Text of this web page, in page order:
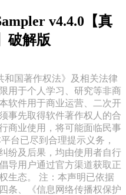
v4.4.0【真
破解版
和国著作权法》及相关法律
用于个人学习、研究等非商
软件用于商业运营、二次开
事先取得软件著作权人的合
商业使用，将可能面临民事
台已尽到合理提示义务，
纷及后果，均由使用者自行
导用户通过官方渠道获取正
生态。 注：本声明已依据
条、《信息网络传播权保护